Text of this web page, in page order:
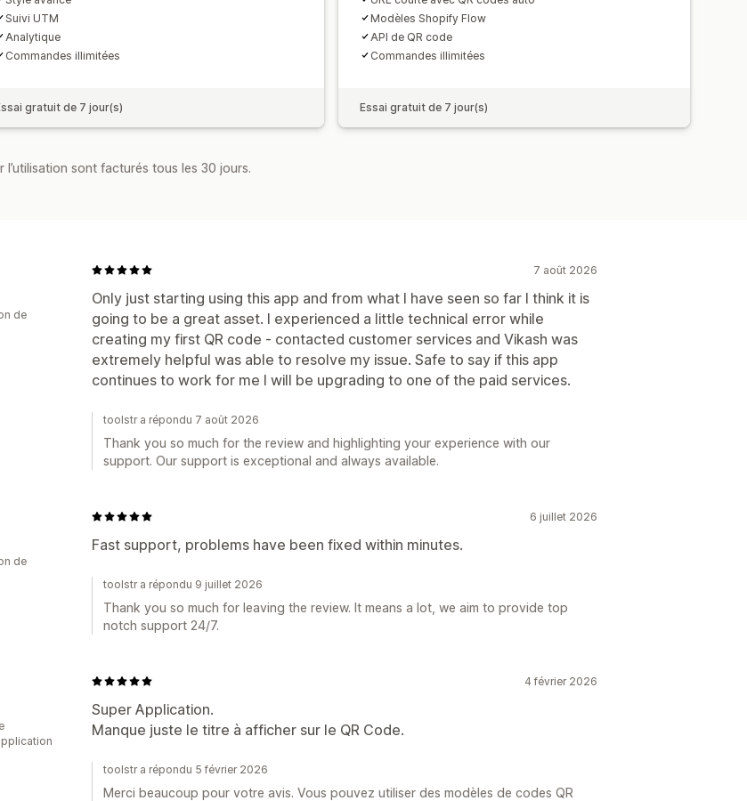
Suivi UTM
Analytique
Commandes illimitées
gratuit de 7 jour(s)
Modèles Shopify Flow
API de QR code
Commandes illimitées
Essai gratuit de 7 jour(s)
sont facturés tous les 30 jours.
7 août 2026
Only just starting using this app and from what I have seen so far I think it is
going to be a great asset. I experienced a little technical error while
creating my first QR code - contacted customer services and Vikash was
extremely helpful was able to resolve my issue. Safe to say if this app
continues to work for me I will be upgrading to one of the paid services.
de
toolstr a répondu 7 août 2026
Thank you so much for the review and highlighting your experience with our
support. Our support is exceptional and always available.
6 juillet 2026
Fast support, problems have been fixed within minutes.
de
toolstr a répondu 9 juillet 2026
Thank you so much for leaving the review. It means a lot, we aim to provide top
notch support 24/7.
4 février 2026
Super Application.
Manque juste le titre à afficher sur le QR Code.
toolstr a répondu 5 février 2026
Merci beaucoup pour votre avis. Vous pouvez utiliser des modèles de codes QR